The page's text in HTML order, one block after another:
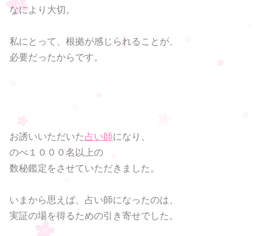
なにより大切。
私にとって、根拠が感じられることが、
必要だったからです。
お誘いいただいた占い師になり、
のべ１０００名以上の
数秘鑑定をさせていただきました。
いまから思えば、占い師になったのは、
実証の場を得るための引き寄せでした。